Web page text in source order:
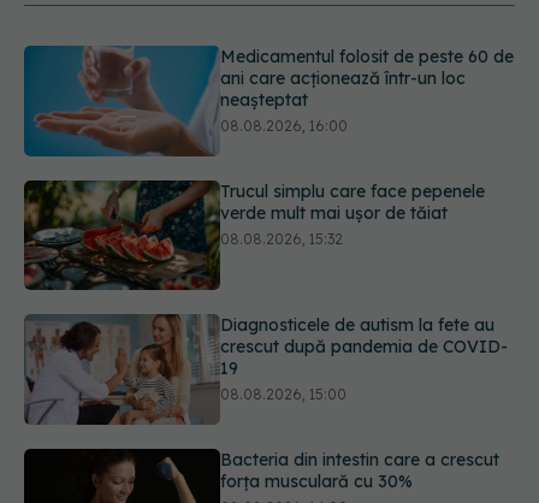
Trucul simplu care face pepenele
verde mult mai ușor de tăiat
08.08.2026, 15:32
Diagnosticele de autism la fete au
crescut după pandemia de COVID-
19
Bacteria din intestin care a crescut
forța musculară cu 30%
5 mituri despre menstruație pe care
să nu le mai crezi